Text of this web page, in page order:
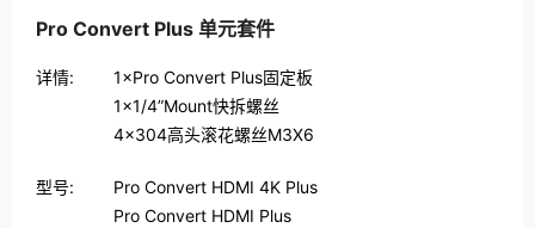
Pro Convert Plus 单元套件
详情:
1×Pro Convert Plus固定板
1×1/4”Mount快拆螺丝
4×304高头滚花螺丝M3X6
型号:
Pro Convert HDMI 4K Plus
Pro Convert HDMI Plus